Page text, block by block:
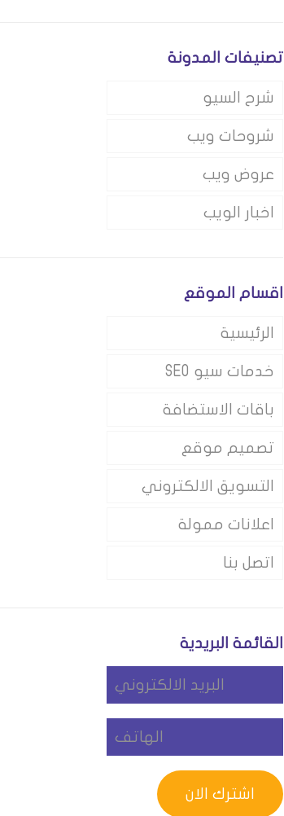
تصنيفات المدونة
شرح السيو
شروحات ويب
عروض ويب
اخبار الويب
اقسام الموقع
الرئيسية
خدمات سيو SEO
باقات الاستضافة
تصميم موقع
التسويق الالكتروني
اعلانات ممولة
اتصل بنا
القائمة البريدية